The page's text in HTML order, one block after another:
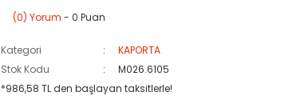
(0) Yorum - 0 Puan
Kategori
KAPORTA
Stok Kodu
M026.6105
*986,58 TL den başlayan taksitlerle!